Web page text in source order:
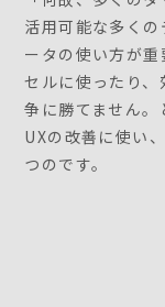
活用可能な多く
ータの使い方が
セルに使ったり
争に勝てません
UXの改善に使い
つのです。